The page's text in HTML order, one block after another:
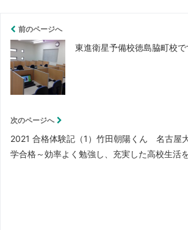
e
k
前のページへ
東進衛星予備校徳島脇町校で
次のページへ
2021 合格体験記（1）竹田朝陽くん 名古屋
学合格～効率よく勉強し、充実した高校生活